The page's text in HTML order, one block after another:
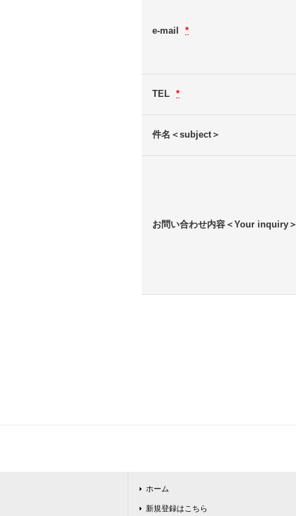
e-mail *
TEL *
件名＜subject＞
お問い合わせ内容＜Your inquiry＞
ホーム
新規登録はこちら